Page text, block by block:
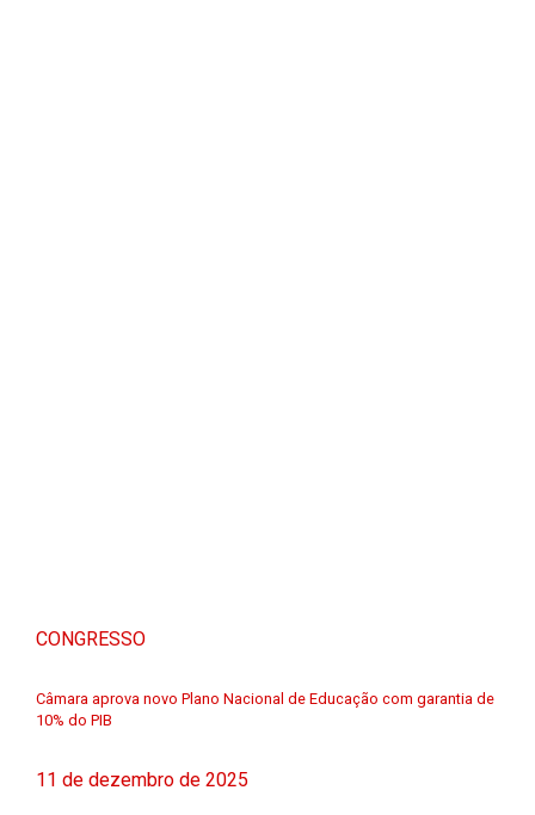
CONGRESSO
Câmara aprova novo Plano Nacional de Educação com garantia de
10% do PIB
11 de dezembro de 2025